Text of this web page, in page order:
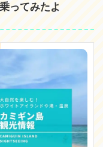
ってみたよ